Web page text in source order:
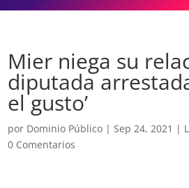
Mier niega su
diputada
el gusto’
por Dominio Público |Sep 24, 2021 |
0 Comentarios